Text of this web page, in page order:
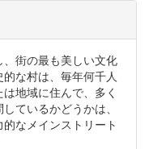
街の最も美しい文化
な村は、毎年何千人
地域に住んで、多く
ているかどうかは、
なメインストリート